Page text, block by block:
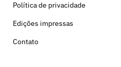
Política de privacidade
Edições impressas
Contato